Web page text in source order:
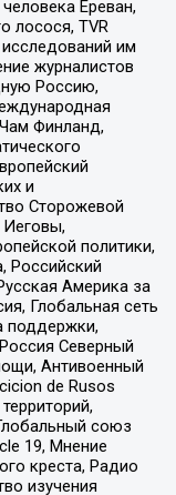
Ереван,
лосося, TVR
им
журналистов
Россию,
Финланд,
и
Сторожевой
Иеговы,
политики,
Российский
Америка за
Глобальная сеть
поддержки,
Северный
Антивоенный
de Rusos
союз
19, Мнение
креста, Радио
изучения